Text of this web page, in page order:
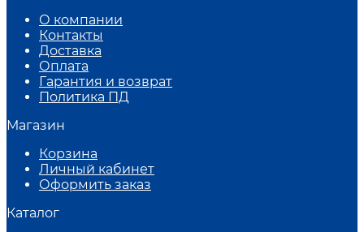
О компании
Контакты
Доставка
Оплата
Гарантия и возврат
Политика ПД
Магазин
Корзина
Личный кабинет
Оформить заказ
Каталог